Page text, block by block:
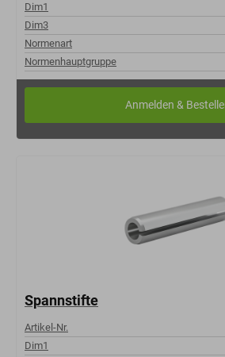
Dim1
Dim3
Normenart
Normenhauptgruppe
Spannstifte
Artikel-Nr.
Dim1